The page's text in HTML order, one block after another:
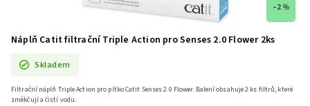
–2 %
Náplň Catit filtrační Triple Action pro Senses 2.0 Flower 2ks
Skladem
Filtrační náplň Triple Action pro pítko Catit Senses 2.0 Flower. Balení obsahuje 2 ks filtrů, které
změkčují a čistí vodu.